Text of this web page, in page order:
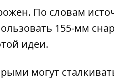
По словам
155-мм
идеи.
могут